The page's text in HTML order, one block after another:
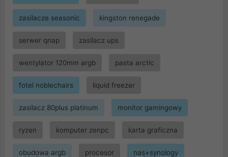
zasilacze seasonic kingston renegade
serwer qnap zasilacz ups
wentylator 120mm argb pasta arctic
fotel noblechairs liquid freezer
zasilacz 80plus platinum monitor gamingowy
ryzen komputer zenpc karta graficzna
obudowa argb procesor nas+synology